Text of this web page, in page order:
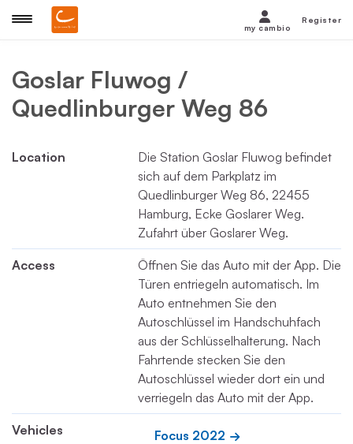
Goslar Fluwog /
Quedlinburger Weg 86
Location
Die Station Goslar Fluwog befindet
sich auf dem Parkplatz im
Quedlinburger Weg 86, 22455
Hamburg, Ecke Goslarer Weg.
Zufahrt über Goslarer Weg.
Access
Öffnen Sie das Auto mit der App. Die
Türen entriegeln automatisch. Im
Auto entnehmen Sie den
Autoschlüssel im Handschuhfach
aus der Schlüsselhalterung. Nach
Fahrtende stecken Sie den
Autoschlüssel wieder dort ein und
verriegeln das Auto mit der App.
Vehicles Focus 2022
my cambio
Register